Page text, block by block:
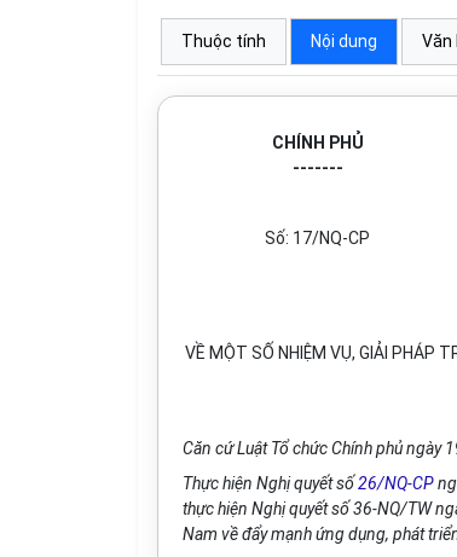
Thuộc tính Nội dung Văn
CHÍNH PHỦ
-------
Số: 17/NQ-CP
VỀ MỘT SỐ NHIỆM VỤ, GIẢI PHÁP
Căn cứ Luật Tổ chức Chính phủ ngày
Thực hiện Nghị quyết số26/NQ-CP
thực hiện Nghị quyết số 36-NQ/TW
Nam về đẩy mạnh ứng dụng, phát